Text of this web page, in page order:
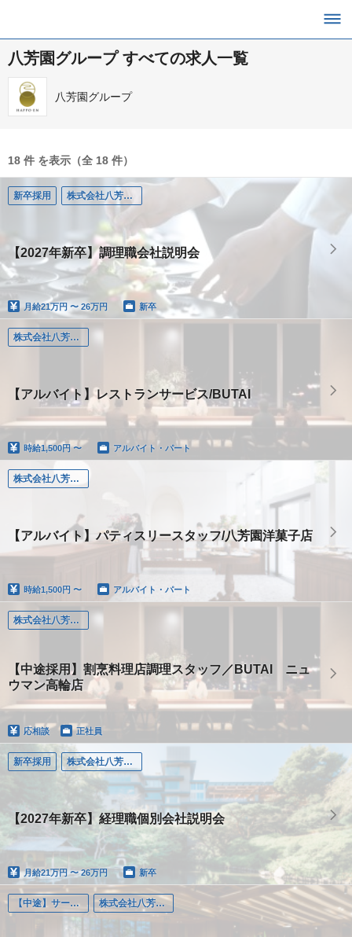
八芳園グループ すべての求人一覧
八芳園グループ
18 件 を表示（全 18 件）
新卒採用 株式会社八芳園（東京）
【2027年新卒】調理職会社説明会
月給21万円 〜 26万円 新卒
株式会社八芳園（東京）
【アルバイト】レストランサービス/BUTAI
時給1,500円 〜 アルバイト・パート
株式会社八芳園（東京）
【アルバイト】パティスリースタッフ/八芳園洋菓子店
時給1,500円 〜 アルバイト・パート
株式会社八芳園（東京）
【中途採用】割烹料理店調理スタッフ／BUTAI ニュ
ウマン高輪店
応相談 正社員
新卒採用 株式会社八芳園ホールディングス（東京）
【2027年新卒】経理職個別会社説明会
月給21万円 〜 26万円 新卒
【中途】サービス職・その他 株式会社八芳園（京都）